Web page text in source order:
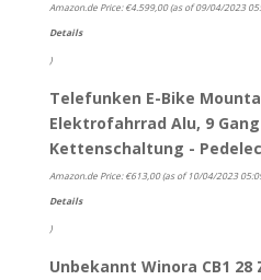
Amazon.de Price:€4.599,00(as of 09/04/2023
Details
)
Telefunken E-Bike
Elektrofahrrad Alu, 9
Kettenschaltung -
Amazon.de Price:€613,00(as of 10/04/2023
Details
)
Unbekannt Winora CB1 28